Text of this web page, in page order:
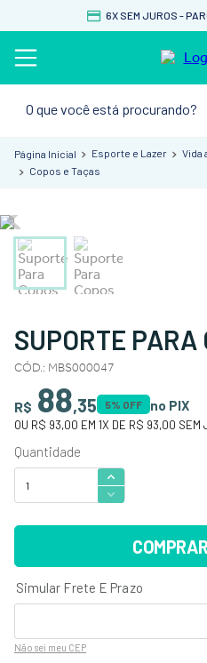
6X SEM JUROS -
Esporte e Lazer Vida
Copos e Taças
SUPORTE PARA
CÓD.: MBS000047
R$ 88,35 5% OFF no PIX
OU R$ 93,00 EM 1X DE R$ 93,00 SEM
Não sei meu CEP